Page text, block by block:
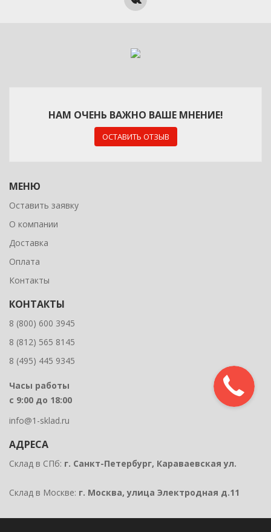
НАМ ОЧЕНЬ ВАЖНО ВАШЕ МНЕНИЕ!
ОСТАВИТЬ ОТЗЫВ
МЕНЮ
Оставить заявку
О компании
Доставка
Оплата
Контакты
КОНТАКТЫ
8 (800) 600 3945
8 (812) 565 8145
8 (495) 445 9345
Часы работы
с 9:00 до 18:00
info@1-sklad.ru
АДРЕСА
Склад в СПб: г. Санкт-Петербург, Караваевская ул.
Склад в Москве: г. Москва, улица Электродная д.11